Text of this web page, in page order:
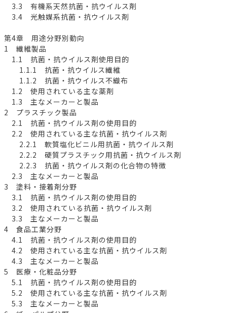
3.3 有機系天然抗菌・抗ウイルス剤
3.4 光触媒系抗菌・抗ウイルス剤
第4章 用途分野別動向
1 繊維製品
1.1 抗菌・抗ウイルス剤使用目的
1.1.1 抗菌・抗ウイルス繊維
1.1.2 抗菌・抗ウイルス不織布
1.2 使用されている主な薬剤
1.3 主なメーカーと製品
2 プラスチック製品
2.1 抗菌・抗ウイルス剤の使用目的
2.2 使用されている主な抗菌・抗ウイルス剤
2.2.1 軟質塩化ビニル用抗菌・抗ウイルス剤
2.2.2 硬質プラスチック用抗菌・抗ウイルス剤
2.2.3 抗菌・抗ウイルス剤の化合物の特徴
2.3 主なメーカーと製品
3 塗料・接着剤分野
3.1 抗菌・抗ウイルス剤の使用目的
3.2 使用されている抗菌・抗ウイルス剤
3.3 主なメーカーと製品
4 食品工業分野
4.1 抗菌・抗ウイルス剤の使用目的
4.2 使用されている主な抗菌・抗ウイルス剤
4.3 主なメーカーと製品
5 医療・化粧品分野
5.1 抗菌・抗ウイルス剤の使用目的
5.2 使用されている主な抗菌・抗ウイルス剤
5.3 主なメーカーと製品